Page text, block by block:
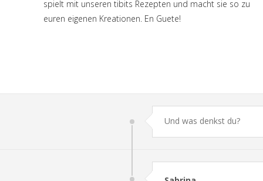
spielt mit unseren tibits Rezepten und macht sie so zu
euren eigenen Kreationen. En Guete!